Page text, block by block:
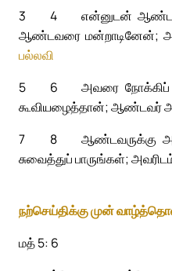
3
என்னுடன்
4
ஆண்டவரை மன்றாடினேன்;
பல்லவி
5
அவரை நோக்கிப்
6
கூவியழைத்தான்; ஆண்டவர்
7
ஆண்டவருக்கு
8
சுவைத்துப் பாருங்கள்;
நற்செய்திக்கு முன்
மத் 5: 6